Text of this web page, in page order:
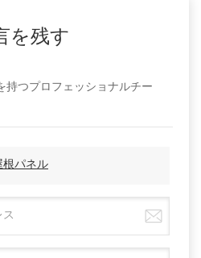
を残す
持つプロフェッショナルチー
根パネル